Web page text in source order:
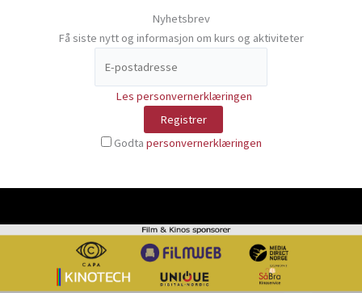
Nyhetsbrev
Få siste nytt og informasjon om kurs og aktiviteter
Les personvernerklæringen
Godta personvernerklæringen